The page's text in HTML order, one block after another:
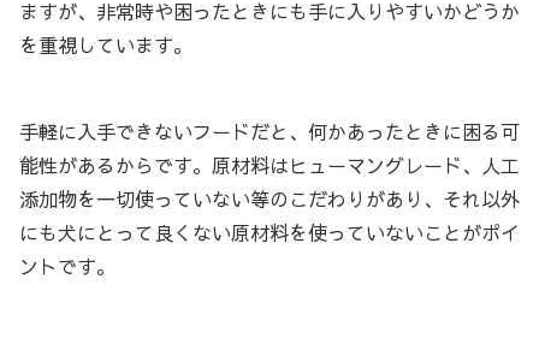
ますが、非常時や困ったときにも手に入りやすいかどうか
を重視しています。
手軽に入手できないフードだと、何かあったときに困る可
能性があるからです。原材料はヒューマングレード、人工
添加物を一切使っていない等のこだわりがあり、それ以外
にも犬にとって良くない原材料を使っていないことがポイ
ントです。